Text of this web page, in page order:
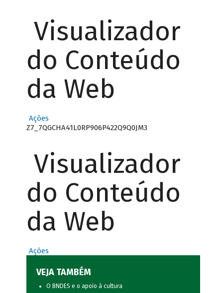
Visualizador
do Conteúdo
da Web
Ações
Z7_7QGCHA41L0RP906P422Q9Q0JM3
Visualizador
do Conteúdo
da Web
Ações
VEJA TAMBÉM
O BNDES e o apoio à cultura